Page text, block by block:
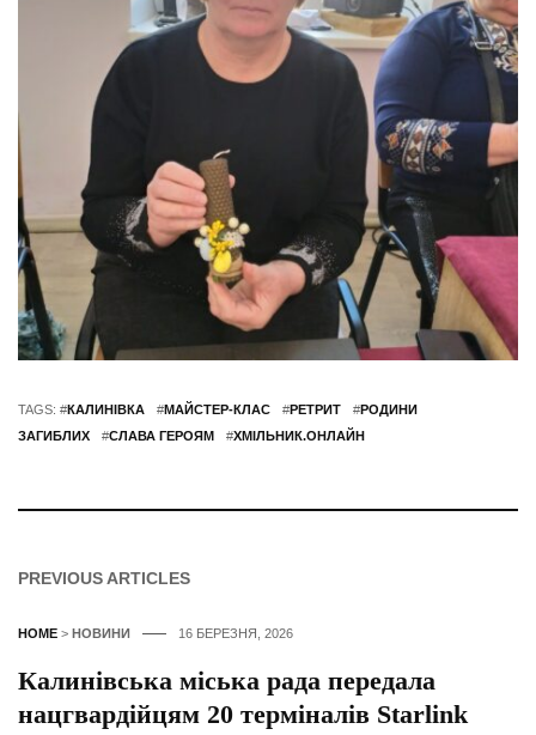
TAGS: #КАЛИНІВКА #МАЙСТЕР-КЛАС #РЕТРИТ #РОДИНИ
ЗАГИБЛИХ
#СЛАВА ГЕРОЯМ #ХМІЛЬНИК.ОНЛАЙН
PREVIOUS ARTICLES
HOME > НОВИНИ 16 БЕРЕЗНЯ, 2026
Калинівська міська рада передала
нацгвардійцям 20 терміналів Starlink